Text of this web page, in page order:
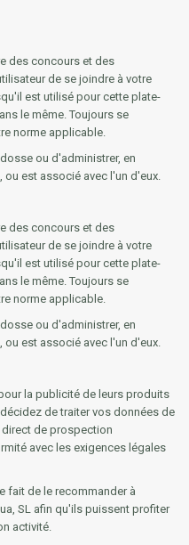
des concours et des
de se joindre à votre
est utilisé pour cette plate-
le même. Toujours se
norme applicable.
ou d'administrer, en
est associé avec l'un d'eux.
des concours et des
de se joindre à votre
est utilisé pour cette plate-
le même. Toujours se
norme applicable.
ou d'administrer, en
est associé avec l'un d'eux.
la publicité de leurs produits
de traiter vos données de
de prospection
avec les exigences légales
fait de le recommander à
SL afin qu'ils puissent profiter
activité.